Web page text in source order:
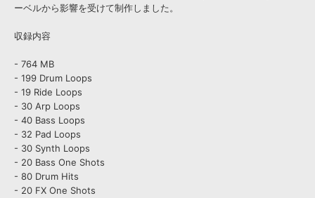
ーベルから影響を受けて制作しました。
収録内容
- 764 MB
- 199 Drum Loops
- 19 Ride Loops
- 30 Arp Loops
- 40 Bass Loops
- 32 Pad Loops
- 30 Synth Loops
- 20 Bass One Shots
- 80 Drum Hits
- 20 FX One Shots